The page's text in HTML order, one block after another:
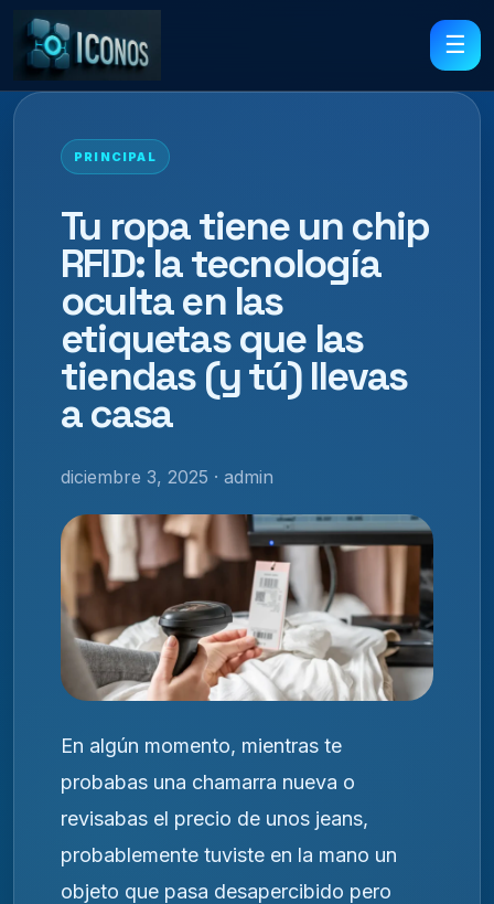
☰
PRINCIPAL
Tu ropa tiene un chip
RFID: la tecnología
oculta en las
etiquetas que las
tiendas (y tú) llevas
a casa
diciembre 3, 2025 · admin
En algún momento, mientras te
probabas una chamarra nueva o
revisabas el precio de unos jeans,
probablemente tuviste en la mano un
objeto que pasa desapercibido pero